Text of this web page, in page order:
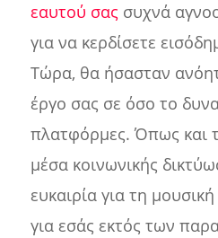
εαυτού σας συχνά
για να κερδίσετε
Τώρα, θα ήσασταν
έργο σας σε όσο το
πλατφόρμες. Όπως και
μέσα κοινωνικής
ευκαιρία για τη
για εσάς εκτός των